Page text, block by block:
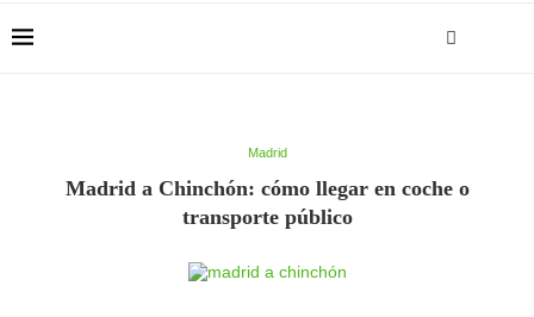
Madrid
Madrid a Chinchón: cómo llegar en coche o
transporte público